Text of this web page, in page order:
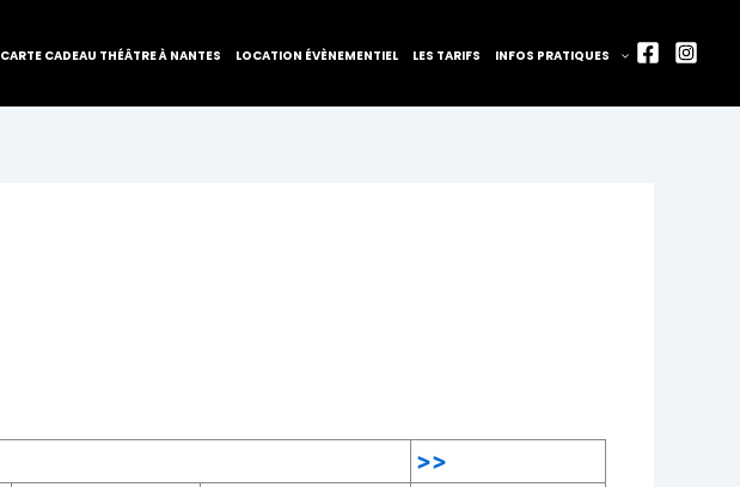
CARTE CADEAU THÉÂTRE À NANTES LOCATION ÉVÈNEMENTIEL LES TARIFS INFOS PRATIQUES
>>